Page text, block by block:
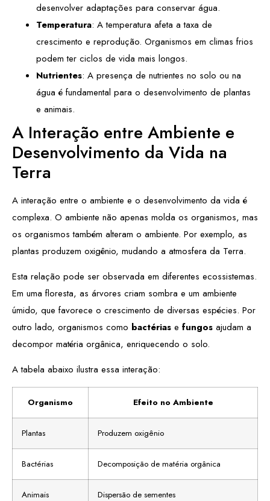
desenvolver adaptações para conservar água.
Temperatura: A temperatura afeta a taxa de
crescimento e reprodução. Organismos em climas frios
podem ter ciclos de vida mais longos.
Nutrientes: A presença de nutrientes no solo ou na
água é fundamental para o desenvolvimento de plantas
e animais.
A Interação entre Ambiente e
Desenvolvimento da Vida na
Terra
A interação entre o ambiente e o desenvolvimento da vida é
complexa. O ambiente não apenas molda os organismos, mas
os organismos também alteram o ambiente. Por exemplo, as
plantas produzem oxigênio, mudando a atmosfera da Terra.
Esta relação pode ser observada em diferentes ecossistemas.
Em uma floresta, as árvores criam sombra e um ambiente
úmido, que favorece o crescimento de diversas espécies. Por
outro lado, organismos como bactérias e fungos ajudam a
decompor matéria orgânica, enriquecendo o solo.
A tabela abaixo ilustra essa interação:
Organismo Efeito no Ambiente
Plantas Produzem oxigênio
Bactérias Decomposição de matéria orgânica
Animais Dispersão de sementes